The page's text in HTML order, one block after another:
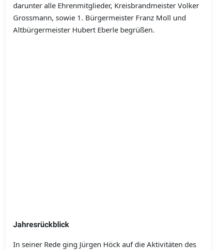
darunter alle Ehrenmitglieder, Kreisbrandmeister Volker
Grossmann, sowie 1. Bürgermeister Franz Moll und
Altbürgermeister Hubert Eberle begrüßen.
Jahresrückblick
In seiner Rede ging Jürgen Höck auf die Aktivitäten des